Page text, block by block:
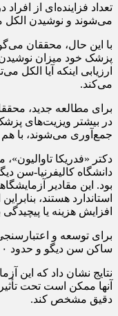
تعداد فزاینده‌ای از
می‌شوند و نوشیدن الکل
با این حال، محققان
پزشک خود میزان
ارزیابی اینکه آیا الکل
می‌کند.
برای مطالعه جدید،
در بیشتر ویزیت‌های
جمع‌آوری می‌شوند، با هم
دکتر «فدریکا
دانشگاه کالیفرنیا-سن
بود. این مقادیر
استاندارد هستند،
افزایش هزینه یا
ساکن سن دیگو و حدود ۱۸۰۰ نفر در سوئد را تجزیه و تحلیل کردند.
نتایج نشان داد که این
آنها ممکن است تحت
دقیق مشخص کند.